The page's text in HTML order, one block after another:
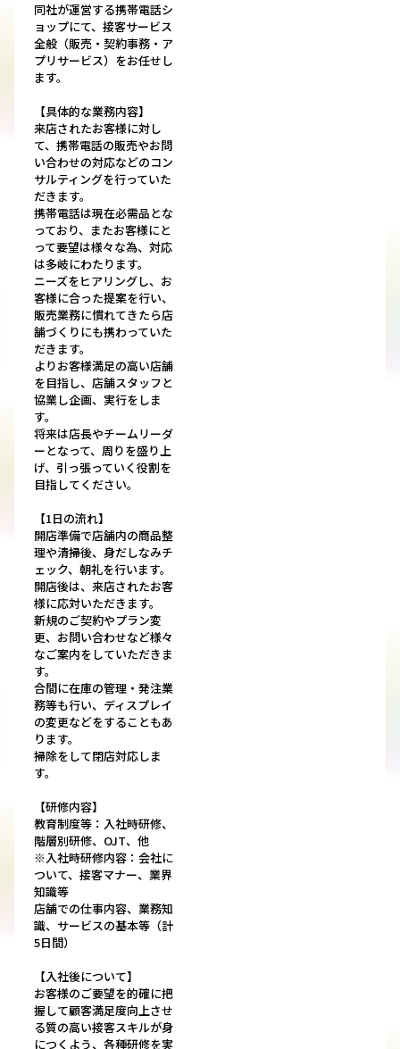
同社が運営する携帯電話シ
ョップにて、接客サービス
全般（販売・契約事務・ア
プリサービス）をお任せし
ます。
【具体的な業務内容】
来店されたお客様に対し
て、携帯電話の販売やお問
い合わせの対応などのコン
サルティングを行っていた
だきます。
携帯電話は現在必需品とな
っており、またお客様にと
って要望は様々な為、対応
は多岐にわたります。
ニーズをヒアリングし、お
客様に合った提案を行い、
販売業務に慣れてきたら店
舗づくりにも携わっていた
だきます。
よりお客様満足の高い店舗
を目指し、店舗スタッフと
協業し企画、実行をしま
す。
将来は店長やチームリーダ
ーとなって、周りを盛り上
げ、引っ張っていく役割を
目指してください。
【1日の流れ】
開店準備で店舗内の商品整
理や清掃後、身だしなみチ
ェック、朝礼を行います。
開店後は、来店されたお客
様に応対いただきます。
新規のご契約やプラン変
更、お問い合わせなど様々
なご案内をしていただきま
す。
合間に在庫の管理・発注業
務等も行い、ディスプレイ
の変更などをすることもあ
ります。
掃除をして閉店対応しま
す。
【研修内容】
教育制度等：入社時研修、
階層別研修、OJT、他
※入社時研修内容：会社に
ついて、接客マナー、業界
知識等
店舗での仕事内容、業務知
識、サービスの基本等（計
5日間）
【入社後について】
お客様のご要望を的確に把
握して顧客満足度向上させ
る質の高い接客スキルが身
につくよう、各種研修を実